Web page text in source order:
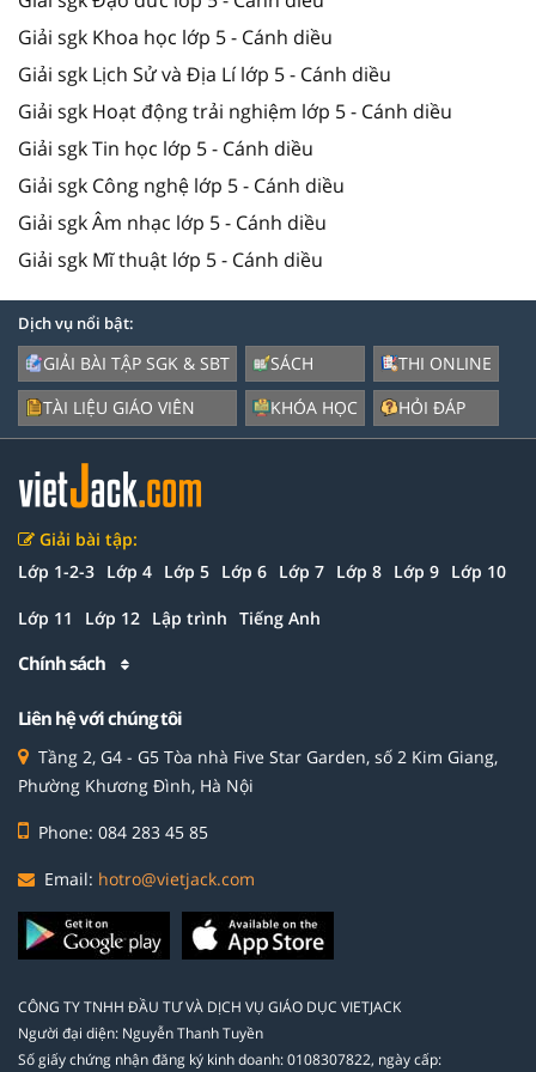
Giải sgk Khoa học lớp 5 - Cánh diều
Giải sgk Lịch Sử và Địa Lí lớp 5 - Cánh diều
Giải sgk Hoạt động trải nghiệm lớp 5 - Cánh diều
Giải sgk Tin học lớp 5 - Cánh diều
Giải sgk Công nghệ lớp 5 - Cánh diều
Giải sgk Âm nhạc lớp 5 - Cánh diều
Giải sgk Mĩ thuật lớp 5 - Cánh diều
Dịch vụ nổi bật:
GIẢI BÀI TẬP SGK & SBT
TÀI LIỆU GIÁO VIÊN
SÁCH
KHÓA HỌC
THI ONLINE
HỎI ĐÁP
Giải bài tập:
Lớp 1-2-3 Lớp 4 Lớp 5 Lớp 6 Lớp 7 Lớp 8 Lớp 9 Lớp 10
Lớp 11 Lớp 12 Lập trình Tiếng Anh
Chính sách
Liên hệ với chúng tôi
Tầng 2, G4 - G5 Tòa nhà Five Star Garden, số 2 Kim Giang,
Phường Khương Đình, Hà Nội
Phone: 084 283 45 85
Email: hotro@vietjack.com
CÔNG TY TNHH ĐẦU TƯ VÀ DỊCH VỤ GIÁO DỤC VIETJACK
Người đại diện: Nguyễn Thanh Tuyền
Số giấy chứng nhận đăng ký kinh doanh: 0108307822, ngày cấp: